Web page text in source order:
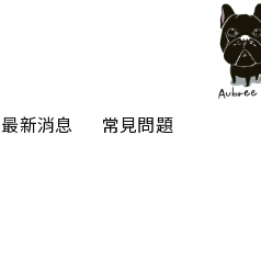
最新消息 常見問題